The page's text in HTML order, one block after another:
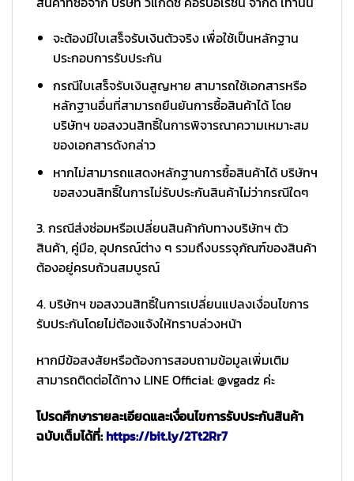
จะต้องมีใบเสร็จรับเงินตัวจริง เพื่อใช้เป็นหลักฐาน
ประกอบการรับประกัน
กรณีใบเสร็จรับเงินสูญหาย สามารถใช้เอกสารหรือ
หลักฐานอื่นที่สามารถยืนยันการซื้อสินค้าได้ โดย
บริษัทฯ ขอสงวนสิทธิ์ในการพิจารณาความเหมาะสม
ของเอกสารดังกล่าว
หากไม่สามารถแสดงหลักฐานการซื้อสินค้าได้ บริษัทฯ
ขอสงวนสิทธิ์ในการไม่รับประกันสินค้าไม่ว่ากรณีใดๆ
3. กรณีส่งซ่อมหรือเปลี่ยนสินค้ากับทางบริษัทฯ ตัว
สินค้า, คู่มือ, อุปกรณ์ต่าง ๆ รวมถึงบรรจุภัณฑ์ของสินค้า
ต้องอยู่ครบถ้วนสมบูรณ์
4. บริษัทฯ ขอสงวนสิทธิ์ในการเปลี่ยนแปลงเงื่อนไขการ
รับประกันโดยไม่ต้องแจ้งให้ทราบล่วงหน้า
หากมีข้อสงสัยหรือต้องการสอบถามข้อมูลเพิ่มเติม
สามารถติดต่อได้ทาง LINE Official: @vgadz ค่ะ
โปรดศึกษารายละเอียดและเงื่อนไขการรับประกันสินค้า
ฉบับเต็มได้ที่:https://bit.ly/2Tt2Rr7